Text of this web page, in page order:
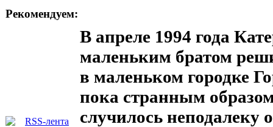
Рекомендуем:
В апреле 1994 года
маленьким братом
в маленьком городке
пока странным
случилось неподалеку